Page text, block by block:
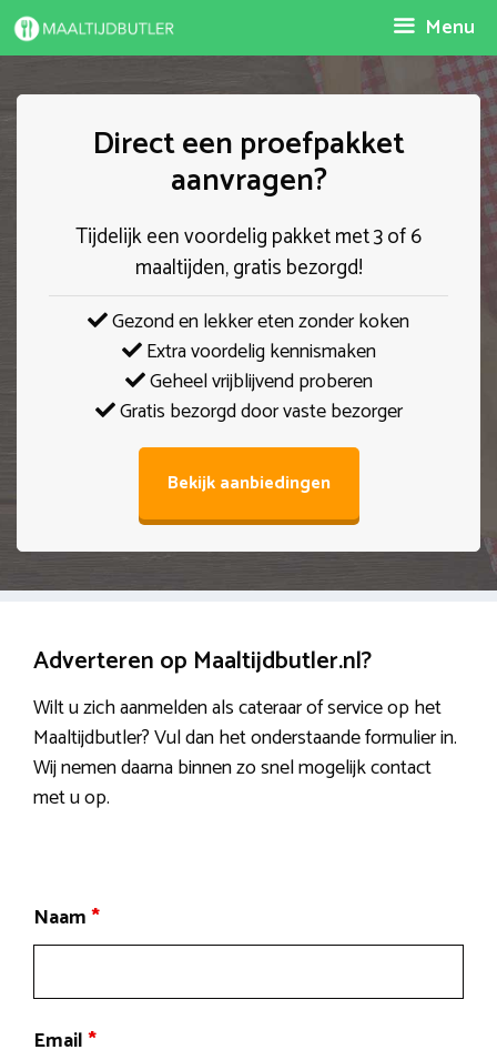
Spring
naar
Menu
Direct een proefpakket
aanvragen?
Tijdelijk een voordelig pakket met 3 of 6
maaltijden, gratis bezorgd!
Gezond en lekker eten zonder koken
Extra voordelig kennismaken
Geheel vrijblijvend proberen
Gratis bezorgd door vaste bezorger
Bekijk aanbiedingen
Adverteren op Maaltijdbutler.nl?
Wilt u zich aanmelden als cateraar of service op het
Maaltijdbutler? Vul dan het onderstaande formulier in.
Wij nemen daarna binnen zo snel mogelijk contact
met u op.
Naam*
Email*